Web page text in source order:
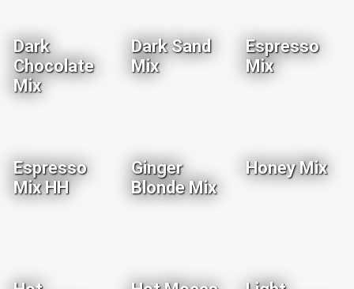
Dark
Chocolate
Mix
Dark Sand
Mix
Espresso
Mix
Espresso
Mix HH
Ginger
Blonde Mix
Honey Mix